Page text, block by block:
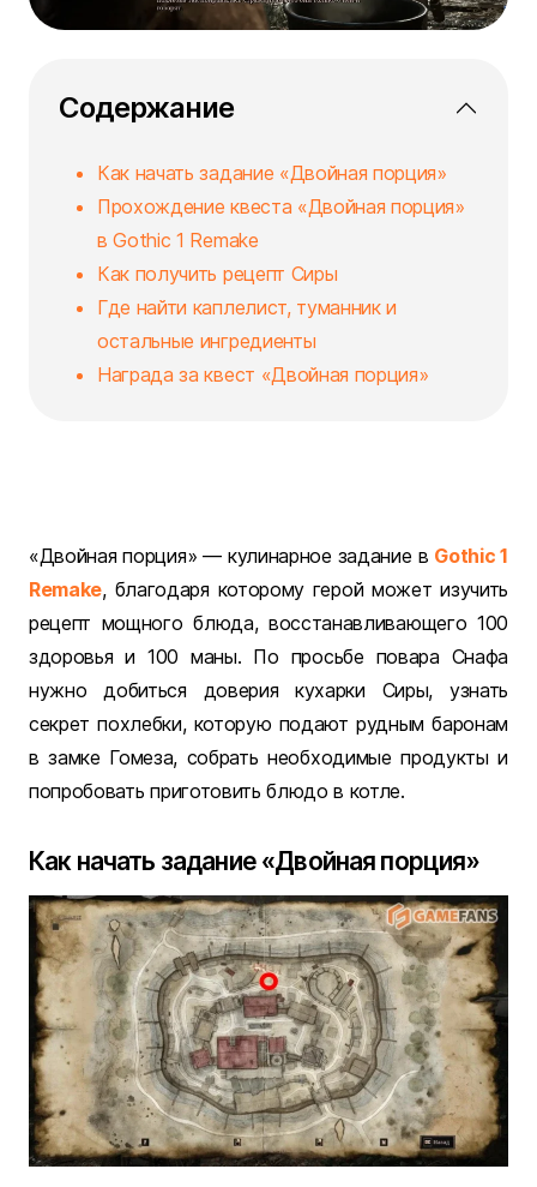
Содержание
Как начать задание «Двойная порция»
Прохождение квеста «Двойная порция»
в Gothic 1 Remake
Как получить рецепт Сиры
Где найти каплелист, туманник и
остальные ингредиенты
Награда за квест «Двойная порция»
«Двойная порция» — кулинарное задание в Gothic 1
Remake, благодаря которому герой может изучить
рецепт мощного блюда, восстанавливающего 100
здоровья и 100 маны. По просьбе повара Снафа
нужно добиться доверия кухарки Сиры, узнать
секрет похлебки, которую подают рудным баронам
в замке Гомеза, собрать необходимые продукты и
попробовать приготовить блюдо в котле.
Как начать задание «Двойная порция»